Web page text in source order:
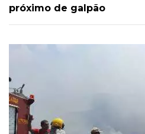
próximo de galpão